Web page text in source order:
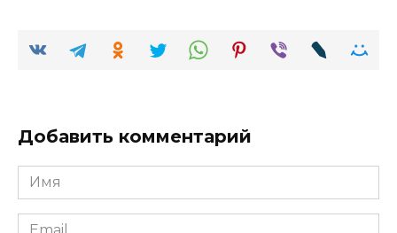
Добавить комментарий
Имя
Email